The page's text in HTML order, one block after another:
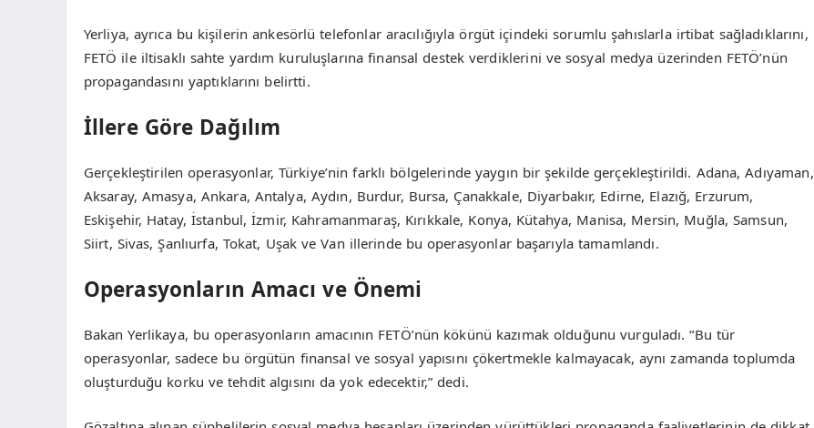
Yerliya, ayrıca bu kişilerin ankesörlü telefonlar aracılığıyla örgüt içindeki sorumlu şahıslarla irtibat sağladıklarını,
FETÖ ile iltisaklı sahte yardım kuruluşlarına finansal destek verdiklerini ve sosyal medya üzerinden FETÖ’nün
propagandasını yaptıklarını belirtti.
İllere Göre Dağılım
Gerçekleştirilen operasyonlar, Türkiye’nin farklı bölgelerinde yaygın bir şekilde gerçekleştirildi. Adana, Adıyaman,
Aksaray, Amasya, Ankara, Antalya, Aydın, Burdur, Bursa, Çanakkale, Diyarbakır, Edirne, Elazığ, Erzurum,
Eskişehir, Hatay, İstanbul, İzmir, Kahramanmaraş, Kırıkkale, Konya, Kütahya, Manisa, Mersin, Muğla, Samsun,
Siirt, Sivas, Şanlıurfa, Tokat, Uşak ve Van illerinde bu operasyonlar başarıyla tamamlandı.
Operasyonların Amacı ve Önemi
Bakan Yerlikaya, bu operasyonların amacının FETÖ’nün kökünü kazımak olduğunu vurguladı. “Bu tür
operasyonlar, sadece bu örgütün finansal ve sosyal yapısını çökertmekle kalmayacak, aynı zamanda toplumda
oluşturduğu korku ve tehdit algısını da yok edecektir,” dedi.